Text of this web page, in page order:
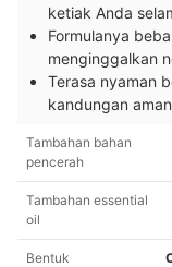
ketiak Anda
Formulanya
menginggalkan
Terasa nyaman
kandungan
Tambahan bahan
pencerah
Tambahan essential
oil
Bentuk